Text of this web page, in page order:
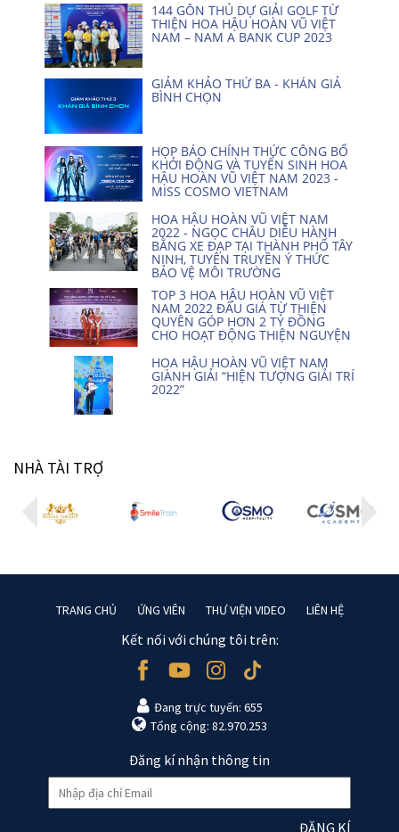
144 GÔN THỦ DỰ GIẢI GOLF TỪ
THIỆN HOA HẬU HOÀN VŨ VIỆT
NAM – NAM A BANK CUP 2023
GIẢM KHẢO THỨ BA - KHÁN GIẢ
BÌNH CHỌN
HỌP BÁO CHÍNH THỨC CÔNG BỐ
KHỞI ĐỘNG VÀ TUYỂN SINH HOA
HẬU HOÀN VŨ VIỆT NAM 2023 -
MISS COSMO VIETNAM
HOA HẬU HOÀN VŨ VIỆT NAM
2022 - NGỌC CHÂU DIỄU HÀNH
BẰNG XE ĐẠP TẠI THÀNH PHỐ TÂY
NINH, TUYÊN TRUYỀN Ý THỨC
BẢO VỆ MÔI TRƯỜNG
TOP 3 HOA HẬU HOÀN VŨ VIỆT
NAM 2022 ĐẤU GIÁ TỪ THIỆN
QUYÊN GÓP HƠN 2 TỶ ĐỒNG
CHO HOẠT ĐỘNG THIỆN NGUYỆN
HOA HẬU HOÀN VŨ VIỆT NAM
GIÀNH GIẢI “HIỆN TƯỢNG GIẢI TRÍ
2022”
NHÀ TÀI TRỢ
TRANG CHỦ ỨNG VIÊN THƯ VIỆN VIDEO LIÊN HỆ
Kết nối với chúng tôi trên:
Đang trực tuyến: 655
Tổng cộng: 82.970.253
Đăng kí nhận thông tin
ĐĂNG KÍ